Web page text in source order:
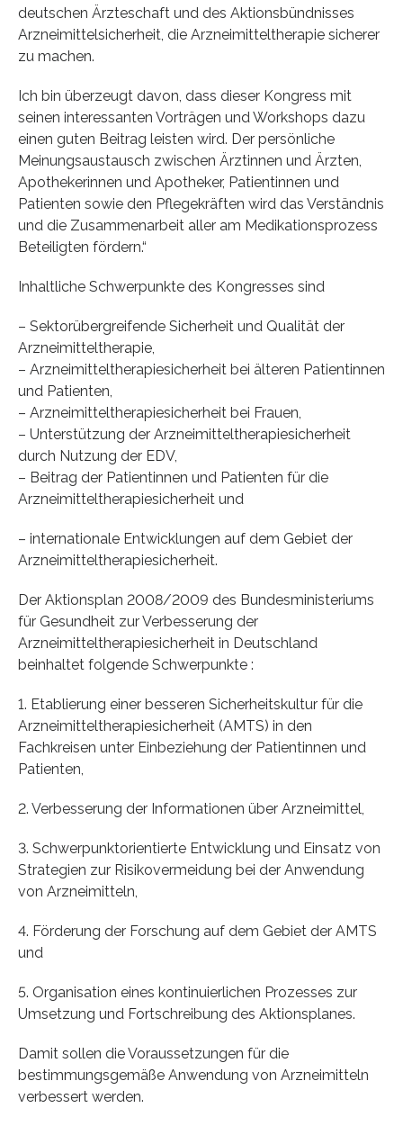
deutschen Ärzteschaft und des Aktionsbündnisses
Arzneimittelsicherheit, die Arzneimitteltherapie sicherer
zu machen.
Ich bin überzeugt davon, dass dieser Kongress mit
seinen interessanten Vorträgen und Workshops dazu
einen guten Beitrag leisten wird. Der persönliche
Meinungsaustausch zwischen Ärztinnen und Ärzten,
Apothekerinnen und Apotheker, Patientinnen und
Patienten sowie den Pflegekräften wird das Verständnis
und die Zusammenarbeit aller am Medikationsprozess
Beteiligten fördern.“
Inhaltliche Schwerpunkte des Kongresses sind
– Sektorübergreifende Sicherheit und Qualität der
Arzneimitteltherapie,
– Arzneimitteltherapiesicherheit bei älteren Patientinnen
und Patienten,
– Arzneimitteltherapiesicherheit bei Frauen,
– Unterstützung der Arzneimitteltherapiesicherheit
durch Nutzung der EDV,
– Beitrag der Patientinnen und Patienten für die
Arzneimitteltherapiesicherheit und
– internationale Entwicklungen auf dem Gebiet der
Arzneimitteltherapiesicherheit.
Der Aktionsplan 2008/2009 des Bundesministeriums
für Gesundheit zur Verbesserung der
Arzneimitteltherapiesicherheit in Deutschland
beinhaltet folgende Schwerpunkte :
1. Etablierung einer besseren Sicherheitskultur für die
Arzneimitteltherapiesicherheit (AMTS) in den
Fachkreisen unter Einbeziehung der Patientinnen und
Patienten,
2. Verbesserung der Informationen über Arzneimittel,
3. Schwerpunktorientierte Entwicklung und Einsatz von
Strategien zur Risikovermeidung bei der Anwendung
von Arzneimitteln,
4. Förderung der Forschung auf dem Gebiet der AMTS
und
5. Organisation eines kontinuierlichen Prozesses zur
Umsetzung und Fortschreibung des Aktionsplanes.
Damit sollen die Voraussetzungen für die
bestimmungsgemäße Anwendung von Arzneimitteln
verbessert werden.